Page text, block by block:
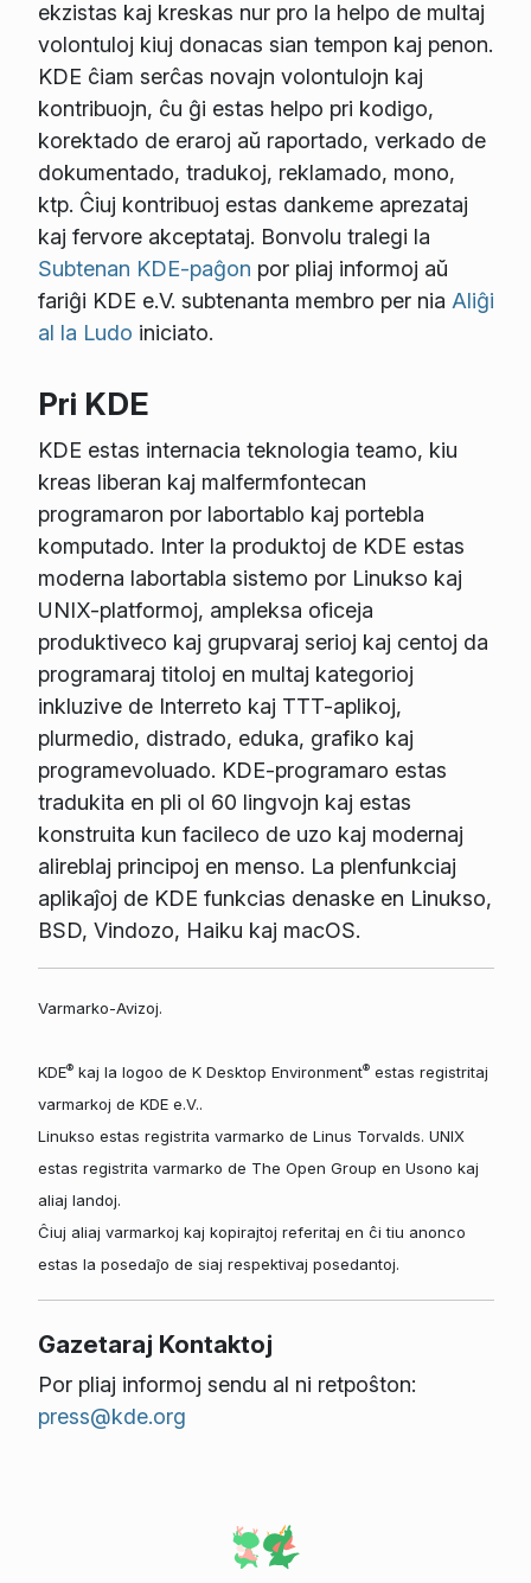
ekzistas kaj kreskas nur pro la helpo de multaj
volontuloj kiuj donacas sian tempon kaj penon.
KDE ĉiam serĉas novajn volontulojn kaj
kontribuojn, ĉu ĝi estas helpo pri kodigo,
korektado de eraroj aŭ raportado, verkado de
dokumentado, tradukoj, reklamado, mono,
ktp. Ĉiuj kontribuoj estas dankeme aprezataj
kaj fervore akceptataj. Bonvolu tralegi la
Subtenan KDE-paĝon por pliaj informoj aŭ
fariĝi KDE e.V. subtenanta membro per nia Aliĝi
al la Ludo iniciato.
Pri KDE
KDE estas internacia teknologia teamo, kiu
kreas liberan kaj malfermfontecan
programaron por labortablo kaj portebla
komputado. Inter la produktoj de KDE estas
moderna labortabla sistemo por Linukso kaj
UNIX-platformoj, ampleksa oficeja
produktiveco kaj grupvaraj serioj kaj centoj da
programaraj titoloj en multaj kategorioj
inkluzive de Interreto kaj TTT-aplikoj,
plurmedio, distrado, eduka, grafiko kaj
programevoluado. KDE-programaro estas
tradukita en pli ol 60 lingvojn kaj estas
konstruita kun facileco de uzo kaj modernaj
alireblaj principoj en menso. La plenfunkciaj
aplikaĵoj de KDE funkcias denaske en Linukso,
BSD, Vindozo, Haiku kaj macOS.
Varmarko-Avizoj.
KDE®kaj la logoo de K Desktop Environment®estas registritaj
varmarkoj de KDE e.V..
Linukso estas registrita varmarko de Linus Torvalds. UNIX
estas registrita varmarko de The Open Group en Usono kaj
aliaj landoj.
Ĉiuj aliaj varmarkoj kaj kopirajtoj referitaj en ĉi tiu anonco
estas la posedaĵo de siaj respektivaj posedantoj.
Gazetaraj Kontaktoj
Por pliaj informoj sendu al ni retpoŝton:
press@kde.org